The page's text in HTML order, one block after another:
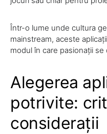
Într-o lume unde cultura
mainstream, aceste
modul în care pasionații
Alegerea
potrivite:
considerații